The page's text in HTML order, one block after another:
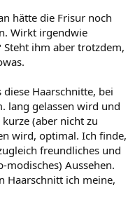
hätte die Frisur noch
Wirkt irgendwie
ihm aber trotzdem,
Haarschnitte, bei
lang gelassen wird und
(aber nicht zu
wird, optimal. Ich finde,
freundliches und
modisches) Aussehen.
Haarschnitt ich meine,